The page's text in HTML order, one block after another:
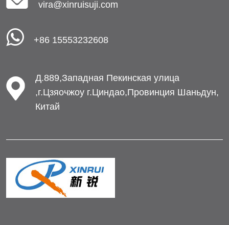
vira@xinruisuji.com
+86 15553232608
Д.889,Западная Пекинская улица
,г.Цзяочжоу г.Циндао,Провинция Шаньдун,
Китай